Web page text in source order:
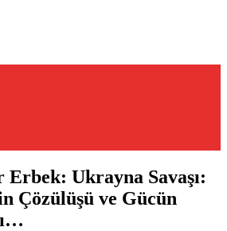
Erbek: Ukrayna Savaşı:
Çözülüşü ve Gücün